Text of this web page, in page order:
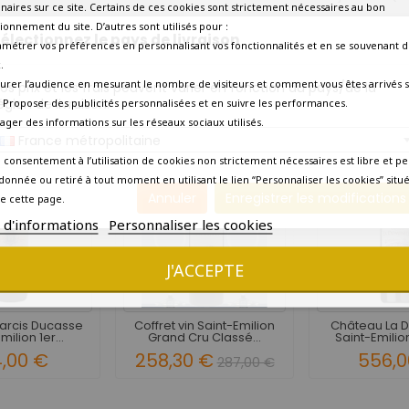
le pays de livraison
prix et les frais peuvent varier en fonction du pays/de la
de livraison.
Annuler Enregistrer les modifications
10 AUTRES PRODUITS DANS LA MÊME CATÉGORIE :
Ducasse
1er...
€
Coffret vin Saint-Emilion
Grand Cru Classé...
258,30 € 287,00 €
Château La
Saint-
sur ce site. Certains de ces cookies sont strictement nécessaires au bon
du site. D’autres sont utilisés pour :
vos préférences en personnalisant vos fonctionnalités et en se souvenant
l’audience en mesurant le nombre de visiteurs et comment vous êtes arrivés
Proposer des publicités personnalisées et en suivre les performances.
des informations sur les réseaux sociaux utilisés.
consentement à l’utilisation de cookies non strictement nécessaires est libre et
ou retiré à tout moment en utilisant le lien “Personnaliser les cookies”
cette page.
d'informations Personnaliser les cookies
J'ACCEPTE